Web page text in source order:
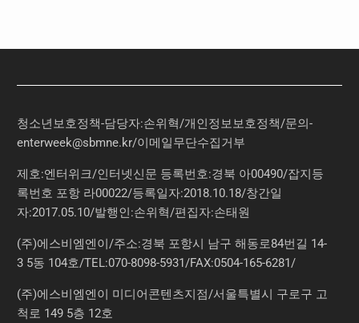
청소년보호정책-담당자:손위혁/개인정보보호정책/문의-
enterweek@sbmne.kr/이메일무단수집거부
제호:엔터위크/인터넷신문 등록번호:경북 아00490/잡지등
록번호 포항 라00022/등록일자:2018.10.18/창간일
자:2017.05.10/발행인:손위혁/편집자:손태원
(주)에스비엠엔이/주소:경북 포항시 남구 해동로84번길 14-
3 5동 104호/TEL:070-8098-5931/FAX:0504-165-6281/
(주)에스비엠엔이 미디어콘텐츠지점/서울특별시 구로구 고
척로 149 5층 12호